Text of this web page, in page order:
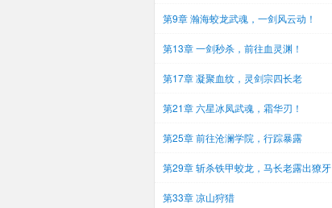
第9章 瀚海蛟龙武魂，一剑风云动！
第13章 一剑秒杀，前往血灵渊！
第17章 凝聚血纹，灵剑宗四长老
第21章 六星冰凤武魂，霜华刃！
第25章 前往沧澜学院，行踪暴露
第29章 斩杀铁甲蛟龙，马长老露出獠牙
第33章 凉山狩猎